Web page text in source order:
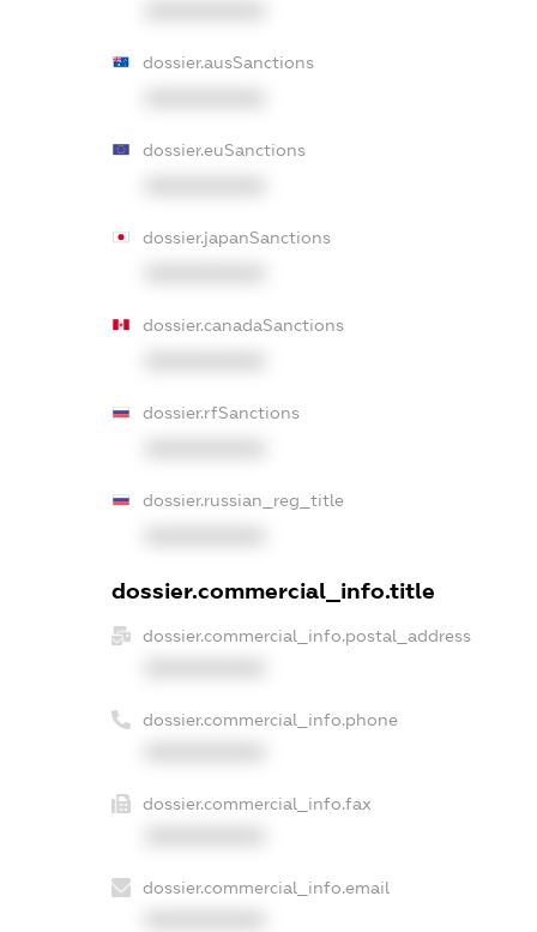
dossier.ausSanctions
dossier.euSanctions
dossier.japanSanctions
dossier.canadaSanctions
dossier.rfSanctions
dossier.russian_reg_title
dossier.commercial_info.title
dossier.commercial_info.postal_address
dossier.commercial_info.phone
dossier.commercial_info.fax
dossier.commercial_info.email